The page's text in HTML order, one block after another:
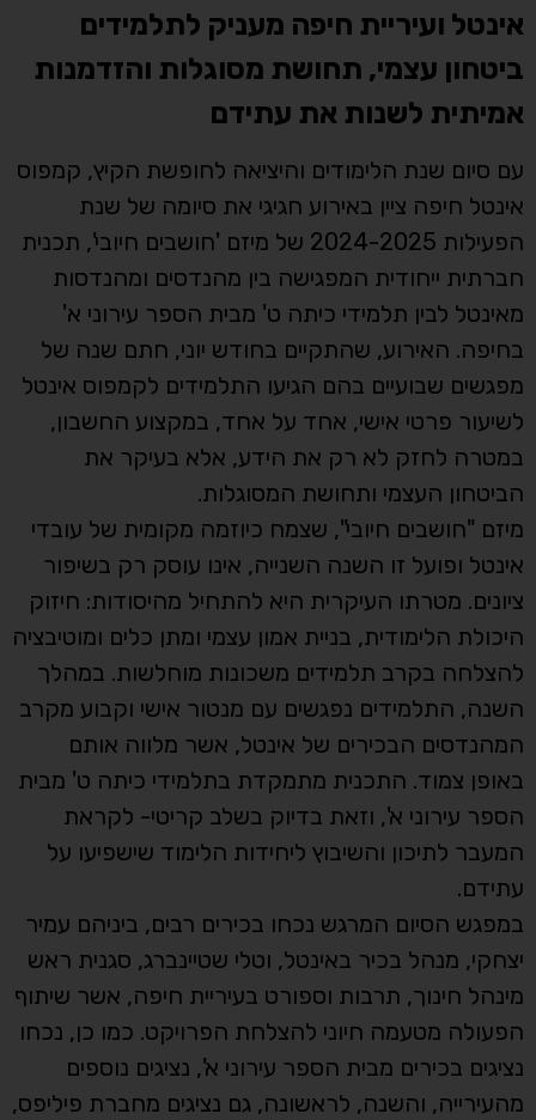
אינטל ועיריית חיפה מעניק לתלמידים
ביטחון עצמי, תחושת מסוגלות והזדמנות
אמיתית לשנות את עתידם
עם סיום שנת הלימודים והיציאה לחופשת הקיץ, קמפוס
אינטל חיפה ציין באירוע חגיגי את סיומה של שנת
הפעילות 2024-2025 של מיזם 'חושבים חיובי', תכנית
חברתית ייחודית המפגישה בין מהנדסים ומהנדסות
מאינטל לבין תלמידי כיתה ט' מבית הספר עירוני א'
בחיפה. האירוע, שהתקיים בחודש יוני, חתם שנה של
מפגשים שבועיים בהם הגיעו התלמידים לקמפוס אינטל
לשיעור פרטי אישי, אחד על אחד, במקצוע החשבון,
במטרה לחזק לא רק את הידע, אלא בעיקר את
הביטחון העצמי ותחושת המסוגלות.
מיזם "חושבים חיובי", שצמח כיוזמה מקומית של עובדי
אינטל ופועל זו השנה השנייה, אינו עוסק רק בשיפור
ציונים. מטרתו העיקרית היא להתחיל מהיסודות: חיזוק
היכולת הלימודית, בניית אמון עצמי ומתן כלים ומוטיבציה
להצלחה בקרב תלמידים משכונות מוחלשות. במהלך
השנה, התלמידים נפגשים עם מנטור אישי וקבוע מקרב
המהנדסים הבכירים של אינטל, אשר מלווה אותם
באופן צמוד. התכנית מתמקדת בתלמידי כיתה ט' מבית
הספר עירוני א', וזאת בדיוק בשלב קריטי- לקראת
המעבר לתיכון והשיבוץ ליחידות הלימוד שישפיעו על
עתידם.
במפגש הסיום המרגש נכחו בכירים רבים, ביניהם עמיר
יצחקי, מנהל בכיר באינטל, וטלי שטיינברג, סגנית ראש
מינהל חינוך, תרבות וספורט בעיריית חיפה, אשר שיתוף
הפעולה מטעמה חיוני להצלחת הפרויקט. כמו כן, נכחו
נציגים בכירים מבית הספר עירוני א', נציגים נוספים
מהעירייה, והשנה, לראשונה, גם נציגים מחברת פיליפס,